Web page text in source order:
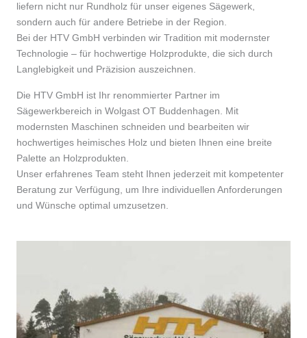
liefern nicht nur Rundholz für unser eigenes Sägewerk,
sondern auch für andere Betriebe in der Region.
Bei der HTV GmbH verbinden wir Tradition mit modernster
Technologie – für hochwertige Holzprodukte, die sich durch
Langlebigkeit und Präzision auszeichnen.
Die HTV GmbH ist Ihr renommierter Partner im
Sägewerkbereich in Wolgast OT Buddenhagen. Mit
modernsten Maschinen schneiden und bearbeiten wir
hochwertiges heimisches Holz und bieten Ihnen eine breite
Palette an Holzprodukten.
Unser erfahrenes Team steht Ihnen jederzeit mit kompetenter
Beratung zur Verfügung, um Ihre individuellen Anforderungen
und Wünsche optimal umzusetzen.